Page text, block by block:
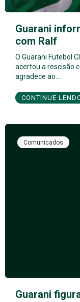
Guarani
com Ralf
O Guarani Futebol
acertou a rescisão
agradece ao…
CONTINUE
Comunicados
Guarani